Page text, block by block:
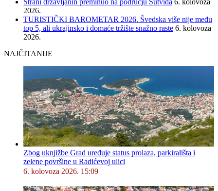
2026.
TURISTIČKI BAROMETAR 2026. Švedska više nije među
top 5, ali ukrajinsko i domaće tržište snažno raste 6. kolovoza
2026.
NAJČITANIJE
Zbog uknjižbe Grad uređuje status prolaza, parkirališta i
zelene površine u Radićevoj ulici
6. kolovoza 2026. 15:09